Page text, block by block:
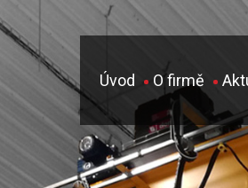
Úvod O firmě